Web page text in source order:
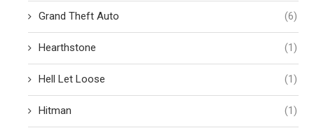
Grand Theft Auto (6)
Hearthstone (1)
Hell Let Loose (1)
Hitman (1)